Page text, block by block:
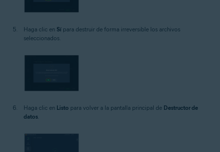
Haga clic en Sí para destruir de forma irreversible los archivos
seleccionados.
Haga clic en Listo para volver a la pantalla principal de Destructor de
datos.